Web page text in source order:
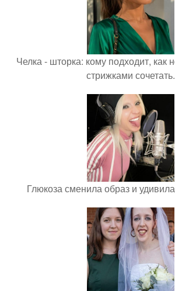
Челка - шторка: кому подходит, как
стрижками сочетать.
Глюкоза сменила образ и